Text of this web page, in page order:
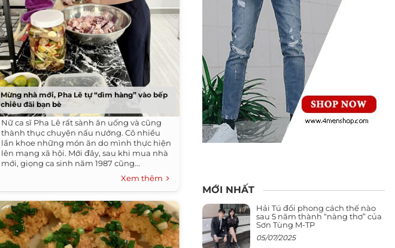
Mừng nhà mới, Pha Lê tự “dìm hàng” vào bếp
chiêu đãi bạn bè
Nữ ca sĩ Pha Lê rất sành ăn uống và cũng
thành thục chuyện nấu nướng. Cô nhiều
lần khoe những món ăn do mình thực hiện
lên mạng xã hội. Mới đây, sau khi mua nhà
mới, giọng ca sinh năm 1987 cũng...
Xem thêm
MỚI NHẤT
Hải Tú đổi phong cách thế nào
sau 5 năm thành “nàng thơ” của
Sơn Tùng M-TP
05/07/2025